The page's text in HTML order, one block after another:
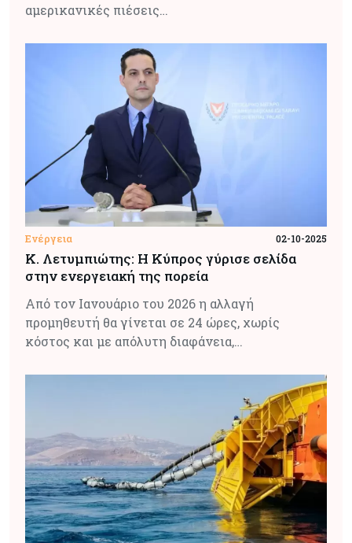
αμερικανικές πιέσεις…
Ενέργεια 02-10-2025
Κ. Λετυμπιώτης: Η Κύπρος γύρισε σελίδα
στην ενεργειακή της πορεία
Από τον Ιανουάριο του 2026 η αλλαγή
προμηθευτή θα γίνεται σε 24 ώρες, χωρίς
κόστος και με απόλυτη διαφάνεια,…